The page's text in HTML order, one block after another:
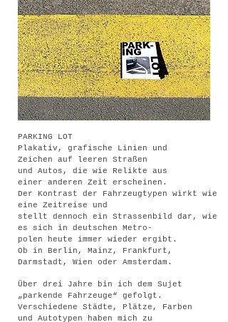
PARKING LOT
Plakativ, grafische Linien und
Zeichen auf leeren Straßen
und Autos, die wie Relikte aus
einer anderen Zeit erscheinen.
Der Kontrast der Fahrzeugtypen wirkt wie
eine Zeitreise und
stellt dennoch ein Strassenbild dar, wie
es sich in deutschen Metro-
polen heute immer wieder ergibt.
Ob in Berlin, Mainz, Frankfurt,
Darmstadt, Wien oder Amsterdam.
Über drei Jahre bin ich dem Sujet
„parkende Fahrzeuge“ gefolgt.
Verschiedene Städte, Plätze, Farben
und Autotypen haben mich zu